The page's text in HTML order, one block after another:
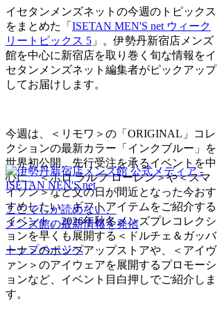
イセタンメンズネットの今週のトピックス
をまとめた「 ISETAN MEN'S net ウィーク
リートピックス 5 」。伊勢丹新宿店メンズ
館を中心に新宿店を取り巻く旬な情報をイ
セタンメンズネット編集者がピックアップ
してお届けします。
今週は、＜リモワ＞の「ORIGINAL」コレ
クションの最新カラー「インクブルー」を
世界初公開、先行受注を承るイベントを中
心に、＜ポロ ラルフ ローレン＞や＜スマ
イソン＞など父の日が間近となった今おす
すめしたい、ギフトアイテムをご紹介する
イベント。2026年秋冬メンズプレコレクシ
ョンを早くも展開する＜ドルチェ＆ガッバ
ーナ＞のポップアップストアや、＜アイヴ
ァン＞のアイウェアを展開するプロモーシ
ョンなど、イベント目白押しでご紹介しま
す。
ここでしか読めない、
メンズ館の最新情報を発信
トップページへ